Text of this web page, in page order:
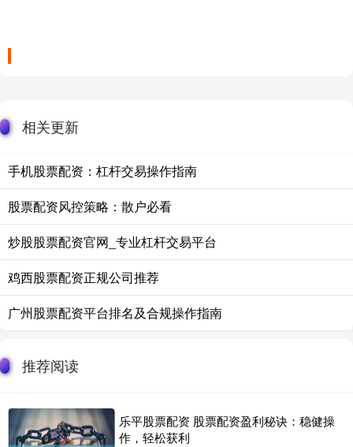
相关更新
手机股票配资：杠杆交易操作指南
股票配资风控策略：散户必看
炒股股票配资官网_专业杠杆交易平台
鸡西股票配资正规公司推荐
广州股票配资平台排名及合规操作指南
推荐阅读
乐平股票配资 股票配资盈利秘诀：稳健操
作，轻松获利